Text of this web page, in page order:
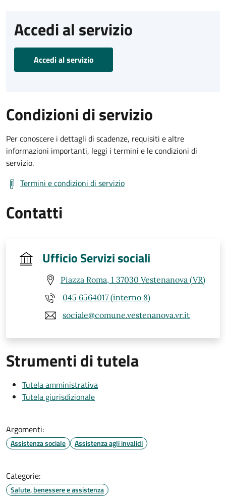
Accedi al servizio
Accedi al servizio
Condizioni di servizio
Per conoscere i dettagli di scadenze, requisiti e altre
informazioni importanti, leggi i termini e le condizioni di
servizio.
Termini e condizioni di servizio
Contatti
Ufficio Servizi sociali
Piazza Roma, 1 37030 Vestenanova (VR)
045 6564017 (interno 8)
sociale@comune.vestenanova.vr.it
Strumenti di tutela
Tutela amministrativa
Tutela giurisdizionale
Argomenti:
Assistenza sociale Assistenza agli invalidi
Categorie:
Salute, benessere e assistenza